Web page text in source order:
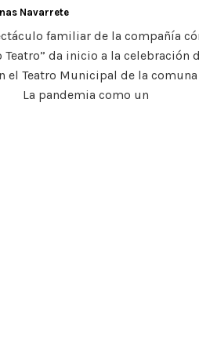
Navarrete
familiar de la compañía
Teatro” da inicio a la celebración
el Teatro Municipal de la
pandemia como un